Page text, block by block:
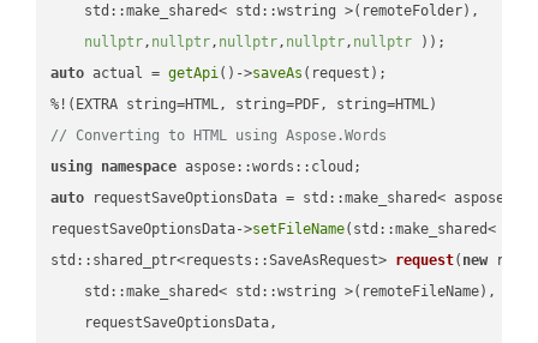
    std::make_shared< std::wstring >(remoteFolder),
nullptr, nullptr, nullptr, nullptr, nullptr ))
auto actual = getApi()->saveAs (request);
// Converting to HTML using Aspose.Words
using namespace
auto requestSaveOptionsData = std::make_shared<
requestSaveOptionsData->setFileName(std::make_shared<
std::shared_ptr<requests::SaveAsRequest> request( new
    std::make_shared< std::wstring >(remoteFileName),
    requestSaveOptionsData,